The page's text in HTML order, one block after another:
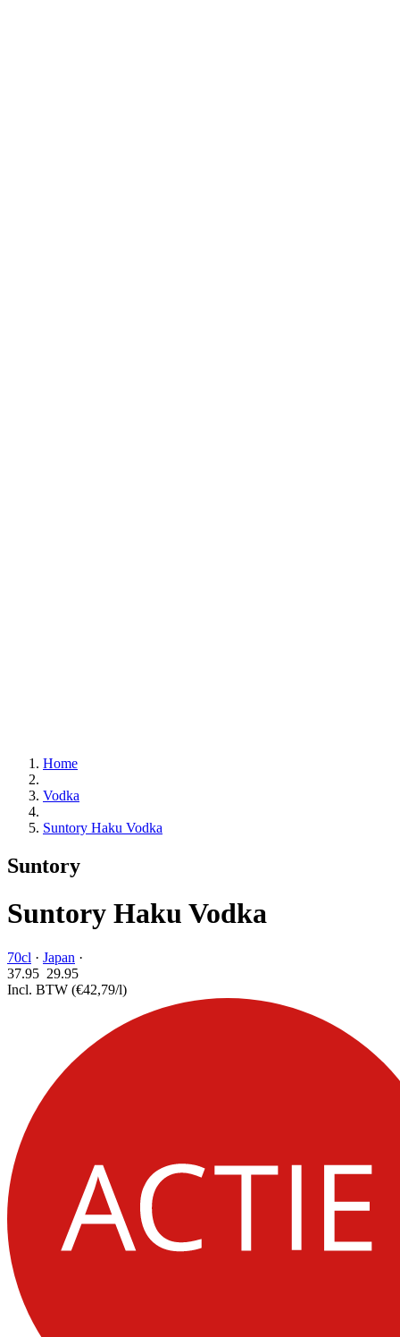
Home
Vodka
Suntory Haku Vodka
Suntory
Suntory Haku Vodka
70cl · Japan ·
37.95 29.95
Incl. BTW (€42,79/l)